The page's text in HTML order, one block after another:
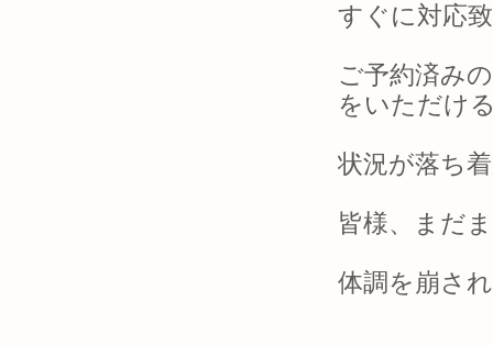
すぐに対応
ご予約済み
をいただけ
状況が落ち
皆様、まだ
体調を崩さ